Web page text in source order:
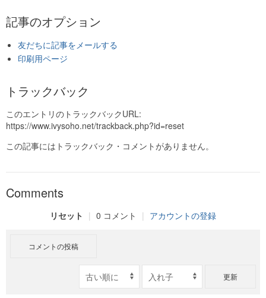
記事のオプション
友だちに記事をメールする
印刷用ページ
トラックバック
このエントリのトラックバックURL:
https://www.ivysoho.net/trackback.php?id=reset
この記事にはトラックバック・コメントがありません。
Comments
リセット | 0 コメント | アカウントの登録
コメントの投稿
更新